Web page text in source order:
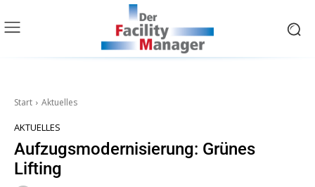
Start Aktuelles
AKTUELLES
Aufzugsmodernisierung: Grünes
Lifting